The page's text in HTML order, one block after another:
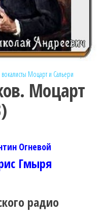
Моцарт и Сальери
Моцарт
Огневой
Гмыря
радио